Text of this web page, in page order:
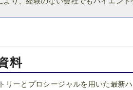
料
リーとプロシージャルを用いた最新